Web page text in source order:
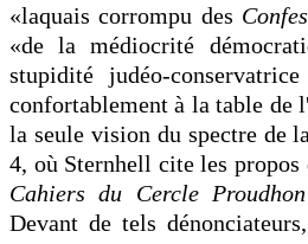
«laquais corrompu des
«de la médiocrité
stupidité judéo-
confortablement à la table de
la seule vision du spectre de
4, où Sternhell cite les
Cahiers du Cercle Proudhon
Devant de tels